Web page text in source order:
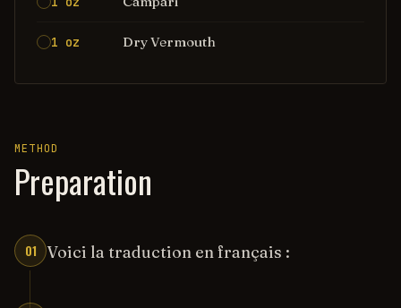
1 oz Dry Vermouth
METHOD
Preparation
01 Voici la traduction en français :